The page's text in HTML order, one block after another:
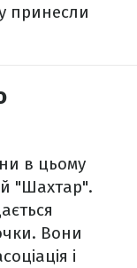
принесли
в цьому
"Шахтар".
Вони
і